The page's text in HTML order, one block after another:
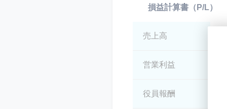
損益計算書（P/L）
売上高
営業利益
役員報酬